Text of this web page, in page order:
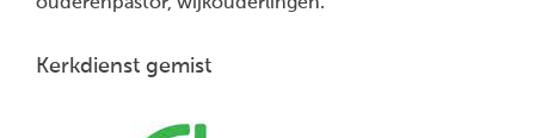
Kerkdienst gemist